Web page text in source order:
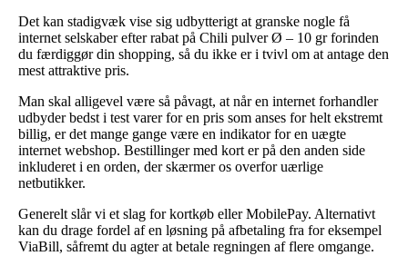
Det kan stadigvæk vise sig udbytterigt at granske nogle få
internet selskaber efter rabat på Chili pulver Ø – 10 gr forinden
du færdiggør din shopping, så du ikke er i tvivl om at antage den
mest attraktive pris.
Man skal alligevel være så påvagt, at når en internet forhandler
udbyder bedst i test varer for en pris som anses for helt ekstremt
billig, er det mange gange være en indikator for en uægte
internet webshop. Bestillinger med kort er på den anden side
inkluderet i en orden, der skærmer os overfor uærlige
netbutikker.
Generelt slår vi et slag for kortkøb eller MobilePay. Alternativt
kan du drage fordel af en løsning på afbetaling fra for eksempel
ViaBill, såfremt du agter at betale regningen af flere omgange.